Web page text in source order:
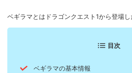
ベギラマとはドラゴンクエスト1から登場し
目次
ベギラマの基本情報